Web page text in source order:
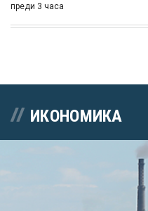
преди 3 часа
ИКОНОМИКА